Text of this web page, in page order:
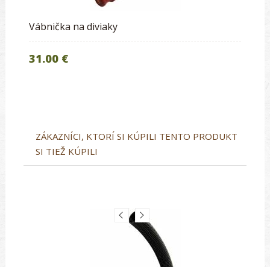
Vábnička na diviaky
31.00 €
ZÁKAZNÍCI, KTORÍ SI KÚPILI TENTO PRODUKT
SI TIEŽ KÚPILI